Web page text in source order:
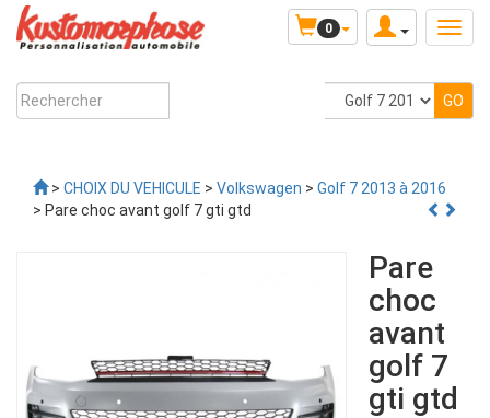
0
> CHOIX DU VEHICULE > Volkswagen > Golf 7 2013 à 2016
> Pare choc avant golf 7 gti gtd
Pare
choc
avant
golf 7
gti gtd